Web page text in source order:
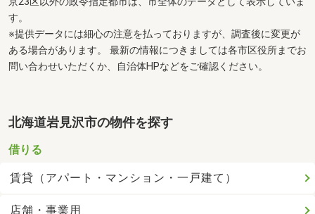
す。
※提供データには細心の注意を払っておりますが、調査後に変更が
ある場合があります。 最新の情報につきましては各市区役所までお
問い合わせいただくか、自治体HPなどをご確認ください。
北海道岩見沢市の物件を探す
借りる
賃貸（アパート・マンション・一戸建て）
店舗・事業用